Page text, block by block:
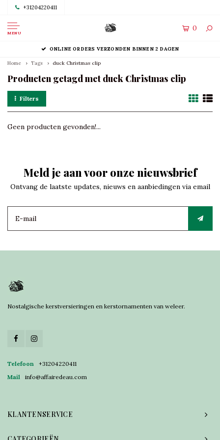
+31204220411
MENU
0
ONLINE ORDERS VERZONDEN BINNEN 2 DAGEN
Home Tags duck Christmas clip
Producten getagd met duck Christmas clip
Filters
Geen producten gevonden!...
Meld je aan voor onze nieuwsbrief
Ontvang de laatste updates, nieuws en aanbiedingen via email
Nostalgische kerstversieringen en kerstornamenten van weleer.
Telefoon
+31204220411
Mail
info@affairedeau.com
KLANTENSERVICE